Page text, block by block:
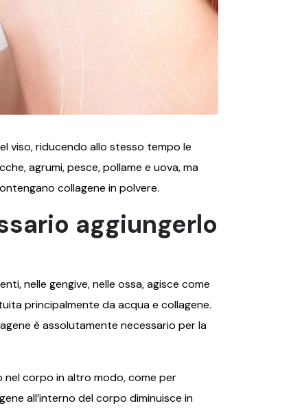
viso, riducendo allo stesso tempo le
agrumi, pesce, pollame e uova, ma
collagene in polvere.
aggiungerlo
nelle gengive, nelle ossa, agisce come
principalmente da acqua e collagene.
è assolutamente necessario per la
nel corpo in altro modo, come per
all’interno del corpo diminuisce in